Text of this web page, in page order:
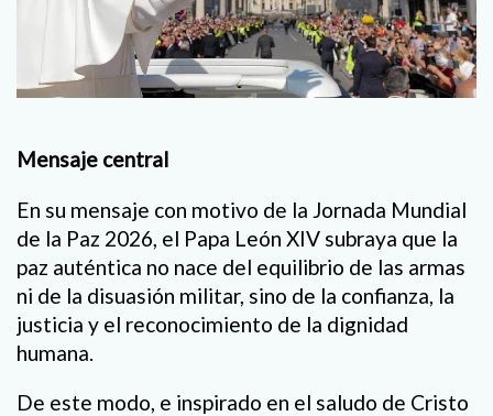
Mensaje central
En su mensaje con motivo de la Jornada Mundial
de la Paz 2026, el Papa León XIV subraya que la
paz auténtica no nace del equilibrio de las armas
ni de la disuasión militar, sino de la confianza, la
justicia y el reconocimiento de la dignidad
humana.
De este modo, e inspirado en el saludo de Cristo